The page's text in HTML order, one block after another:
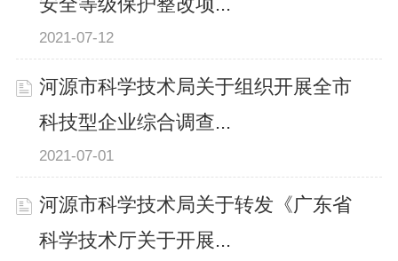
安全等级保护整改项...
2021-07-12
河源市科学技术局关于组织开展全市
科技型企业综合调查...
2021-07-01
河源市科学技术局关于转发《广东省
科学技术厅关于开展...